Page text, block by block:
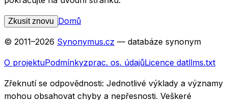
Zkusit znovu Domů
© 2011–2026 Synonymus.cz — databáze synonym
O projektuPodmínkyzprac. os. údajůLicence datllms.txt
Zřeknutí se odpovědnosti: Jednotlivé výklady a významy
mohou obsahovat chyby a nepřesnosti. Veškeré